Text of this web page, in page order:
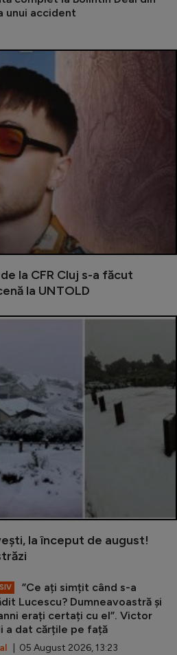
unui accident
la CFR Cluj s-a făcut
la UNTOLD
la început de august!
”Ce ați simțit când s-a
Lucescu? Dumneavoastră și
erați certați cu el”. Victor
a dat cărțile pe față
| 05 August 2026, 13:23